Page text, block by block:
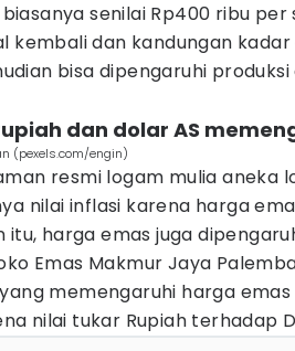
senilai Rp400 ribu per
kembali dan kandungan
bisa dipengaruhi
dan dolar AS
(pexels.com/engin)
resmi logam mulia aneka
nilai inflasi karena harga
itu, harga emas juga
Emas Makmur Jaya
memengaruhi harga emas
nilai tukar Rupiah terhadap